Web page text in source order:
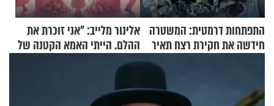
התפתחות דרמטית: המשטרה
חידשה את חקירת רצח תאיר
אלינור מלייב: "אני זוכרת את
ההלם. הייתי האמא הקטנה של
הבית"